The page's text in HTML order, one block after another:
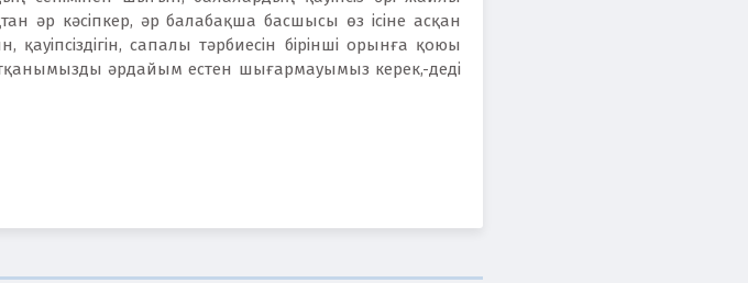
әр кәсіпкер, әр балабақша басшысы өз ісіне асқан
сапалы тәрбиесін бірінші орынға қоюы
әрдайым естен шығармауымыз керек,-деді